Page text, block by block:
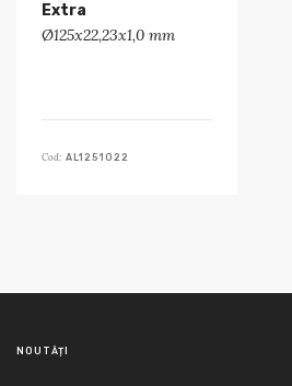
Extra
Ø125x22,23x1,0 mm
Cod: AL1251022
NOUTĂȚI